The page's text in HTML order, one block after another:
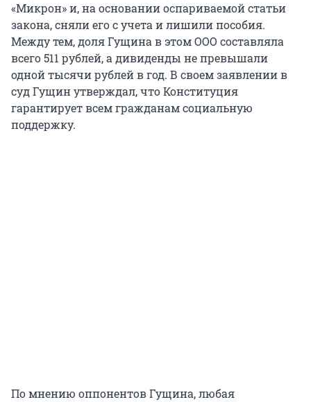
«Микрон» и, на основании оспариваемой статьи
закона, сняли его с учета и лишили пособия.
Между тем, доля Гущина в этом ООО составляла
всего 511 рублей, а дивиденды не превышали
одной тысячи рублей в год. В своем заявлении в
суд Гущин утверждал, что Конституция
гарантирует всем гражданам социальную
поддержку.
По мнению оппонентов Гущина, любая